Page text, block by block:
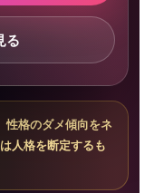
る
格のダメ傾向をネ
人格を断定するも